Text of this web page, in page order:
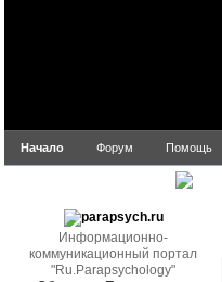
Начало Форум Помощь
Информационно-
коммуникационный портал
"Ru.Parapsychology"